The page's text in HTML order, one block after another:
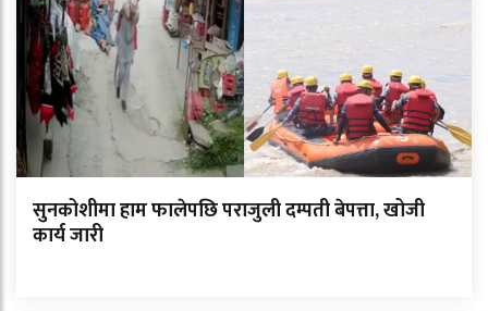
सुनकोशीमा हाम फालेपछि पराजुली दम्पती बेपत्ता, खोजी
कार्य जारी